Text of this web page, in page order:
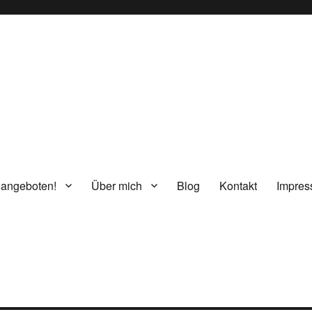
Über mich Blog Kontakt